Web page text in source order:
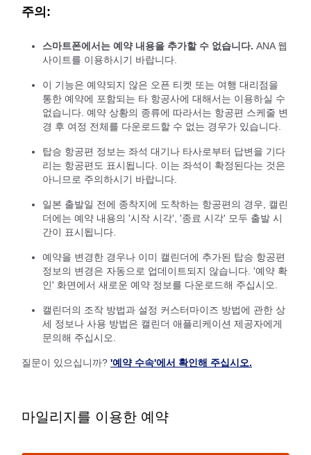
주의:
스마트폰에서는 예약 내용을 추가할 수 없습니다. ANA 웹
사이트를 이용하시기 바랍니다.
이 기능은 예약되지 않은 오픈 티켓 또는 여행 대리점을
통한 예약에 포함되는 타 항공사에 대해서는 이용하실 수
없습니다. 예약 상황의 종류에 따라서는 항공편 스케줄 변
경 후 여정 전체를 다운로드할 수 없는 경우가 있습니다.
탑승 항공편 정보는 좌석 대기나 타사로부터 답변을 기다
리는 항공편도 표시됩니다. 이는 좌석이 확정된다는 것은
아니므로 주의하시기 바랍니다.
일본 출발일 전에 종착지에 도착하는 항공편의 경우, 캘린
더에는 예약 내용의 '시작 시각', '종료 시각' 모두 출발 시
간이 표시됩니다.
예약을 변경한 경우나 이미 캘린더에 추가된 탑승 항공편
정보의 변경은 자동으로 업데이트되지 않습니다. '예약 확
인' 화면에서 새로운 예약 정보를 다운로드해 주십시오.
캘린더의 조작 방법과 설정 커스터마이즈 방법에 관한 상
세 정보나 사용 방법은 캘린더 애플리케이션 제공자에게
문의해 주십시오.
질문이 있으십니까? '예약 수속'에서 확인해 주십시오.
마일리지를 이용한 예약